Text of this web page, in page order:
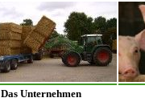
Das Unternehmen